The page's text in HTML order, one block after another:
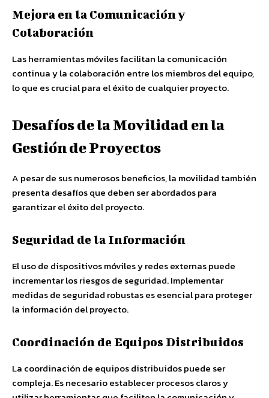
Mejora en la Comunicación y
Colaboración
Las herramientas móviles facilitan la comunicación
continua y la colaboración entre los miembros del equipo,
lo que es crucial para el éxito de cualquier proyecto.
Desafíos de la Movilidad en la
Gestión de Proyectos
A pesar de sus numerosos beneficios, la movilidad también
presenta desafíos que deben ser abordados para
garantizar el éxito del proyecto.
Seguridad de la Información
El uso de dispositivos móviles y redes externas puede
incrementar los riesgos de seguridad. Implementar
medidas de seguridad robustas es esencial para proteger
la información del proyecto.
Coordinación de Equipos Distribuidos
La coordinación de equipos distribuidos puede ser
compleja. Es necesario establecer procesos claros y